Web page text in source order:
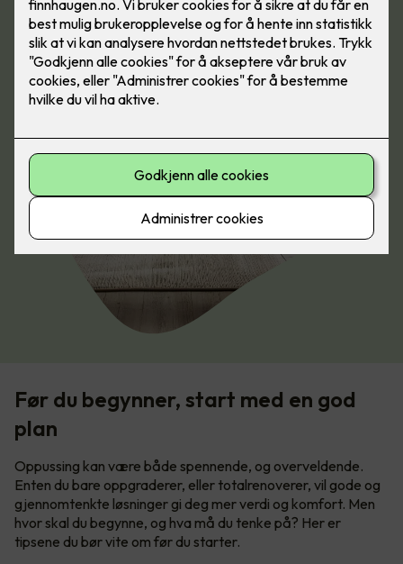
Før du begynner, start med en god
plan
Oppussing kan være både spennende, og overveldende.
Enten du bare oppgraderer, eller totalrenoverer, vil gode og
gjennomtenkte løsninger gi deg mer verdi og komfort. Men
hvor skal du begynne, og hva må du tenke på? Her er
tipsene du bør vite om før du starter.